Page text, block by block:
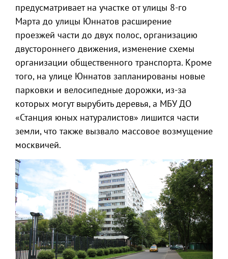
предусматривает на участке от улицы 8-го
Марта до улицы Юннатов расширение
проезжей части до двух полос, организацию
двустороннего движения, изменение схемы
организации общественного транспорта. Кроме
того, на улице Юннатов запланированы новые
парковки и велосипедные дорожки, из-за
которых могут вырубить деревья, а МБУ ДО
«Станция юных натуралистов» лишится части
земли, что также вызвало массовое возмущение
москвичей.